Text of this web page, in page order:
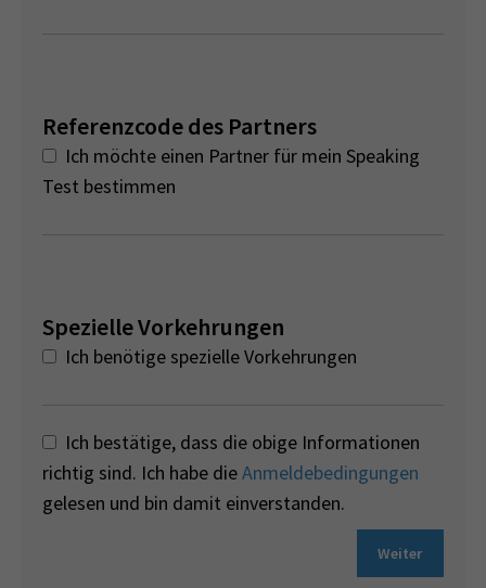
Referenzcode des Partners
Ich möchte einen Partner für mein Speaking
Test bestimmen
Spezielle Vorkehrungen
Ich benötige spezielle Vorkehrungen
Ich bestätige, dass die obige Informationen
richtig sind. Ich habe dieAnmeldebedingungen
gelesen und bin damit einverstanden.
Weiter